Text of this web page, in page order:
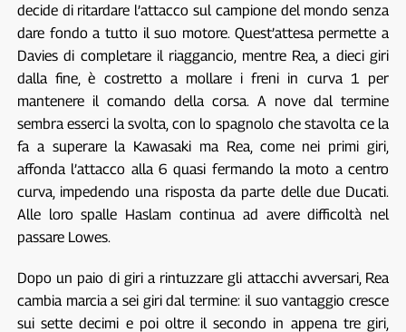
decide di ritardare l’attacco sul campione del mondo senza
dare fondo a tutto il suo motore. Quest’attesa permette a
Davies di completare il riaggancio, mentre Rea, a dieci giri
dalla fine, è costretto a mollare i freni in curva 1 per
mantenere il comando della corsa. A nove dal termine
sembra esserci la svolta, con lo spagnolo che stavolta ce la
fa a superare la Kawasaki ma Rea, come nei primi giri,
affonda l’attacco alla 6 quasi fermando la moto a centro
curva, impedendo una risposta da parte delle due Ducati.
Alle loro spalle Haslam continua ad avere difficoltà nel
passare Lowes.
Dopo un paio di giri a rintuzzare gli attacchi avversari, Rea
cambia marcia a sei giri dal termine: il suo vantaggio cresce
sui sette decimi e poi oltre il secondo in appena tre giri,